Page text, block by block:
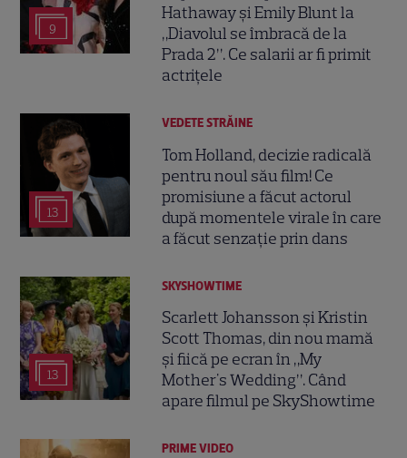
9
Hathaway și Emily Blunt la
„Diavolul se îmbracă de la
Prada 2”. Ce salarii ar fi primit
actrițele
13
VEDETE STRĂINE
Tom Holland, decizie radicală
pentru noul său film! Ce
promisiune a făcut actorul
după momentele virale în care
a făcut senzație prin dans
13
SKYSHOWTIME
Scarlett Johansson și Kristin
Scott Thomas, din nou mamă
și fiică pe ecran în „My
Mother's Wedding”. Când
apare filmul pe SkyShowtime
PRIME VIDEO